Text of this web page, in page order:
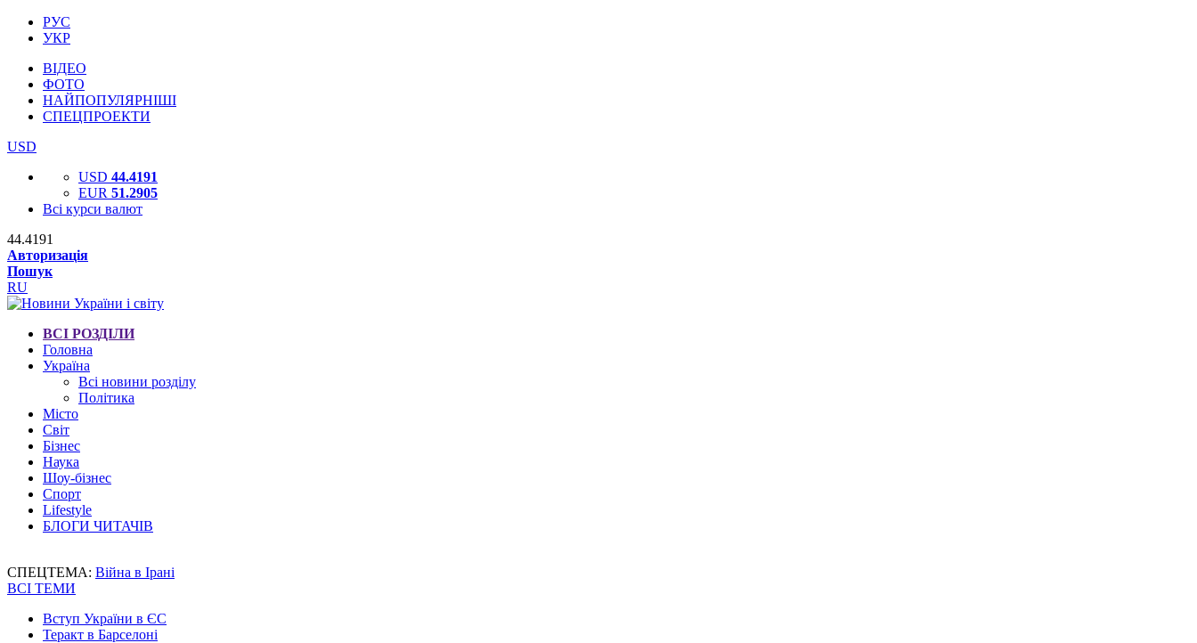
РУС
УКР
ВІДЕО
ФОТО
НАЙПОПУЛЯРНІШІ
СПЕЦПРОЕКТИ
USD
USD 44.4191
EUR 51.2905
Всі курси валют
44.4191
Авторизація
Пошук
RU
ВСІ РОЗДІЛИ
Головна
Україна
Всі новини розділу
Політика
Місто
Світ
Бізнес
Наука
Шоу-бізнес
Спорт
Lifestyle
БЛОГИ ЧИТАЧІВ
СПЕЦТЕМА: Війна в Ірані
ВСІ ТЕМИ
Вступ України в ЄС
Теракт в Барселоні